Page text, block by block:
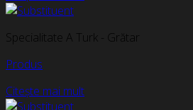
Specialitate A Turk - Grătar
Produs
Citește mai mult